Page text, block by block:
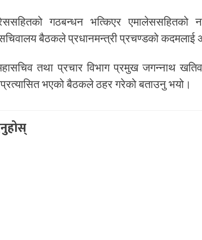
गठबन्धन भत्किएर
बैठकले प्रधानमन्त्री प्रचण्डको कदमलाई
तथा प्रचार विभाग प्रमुख जगन्नाथ
भएको बैठकले ठहर गरेको बताउनु भयो।